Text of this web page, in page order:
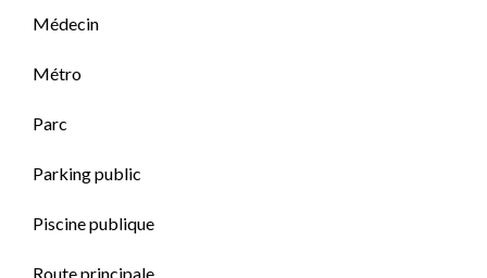
Médecin
Métro
Parc
Parking public
Piscine publique
Route principale